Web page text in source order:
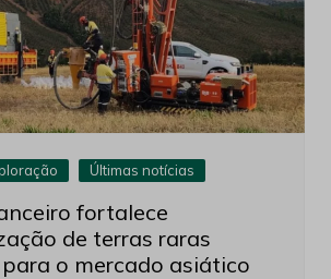
Últimas notícias
fortalece
de terras raras
o mercado asiático